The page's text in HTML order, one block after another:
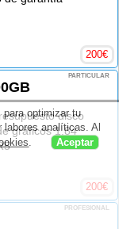
200€
PARTICULAR
disco
gráficos 1.84
200€
PROFESIONAL
para optimizar tu
analíticas. Al
Aceptar